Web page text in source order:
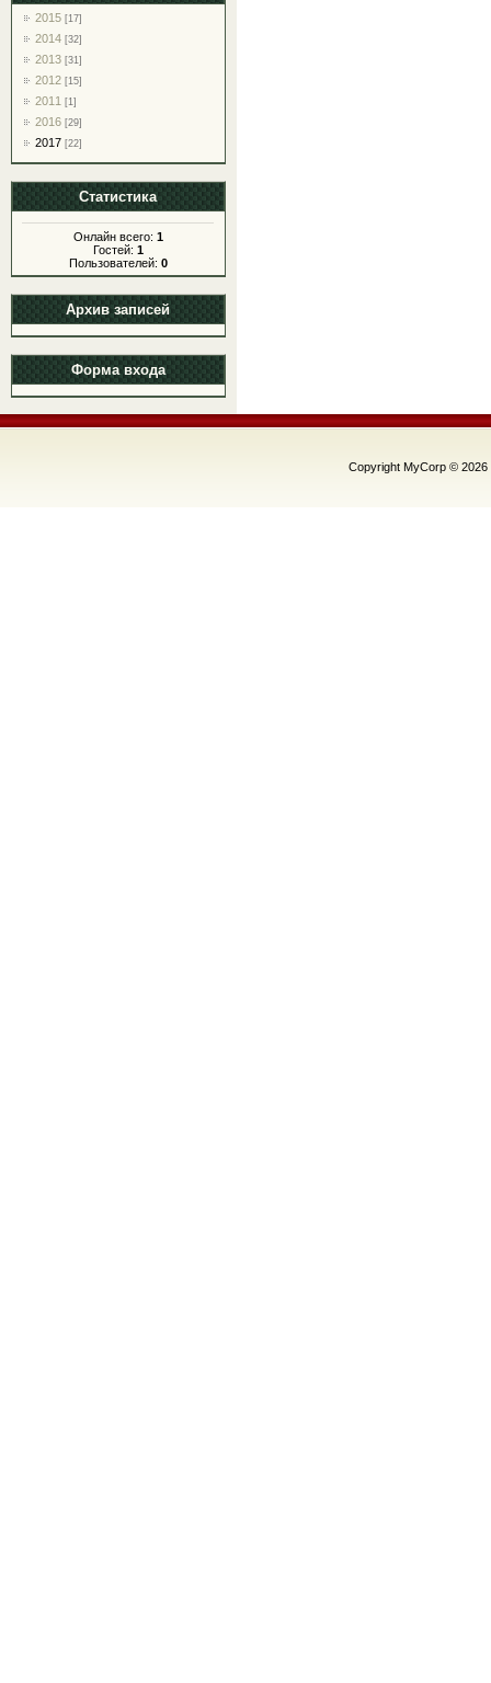
2015 [17]
2014 [32]
2013 [31]
2012 [15]
2011 [1]
2016 [29]
2017 [22]
Статистика
Онлайн всего: 1
Гостей: 1
Пользователей: 0
Архив записей
Форма входа
Copyright MyCorp © 2026